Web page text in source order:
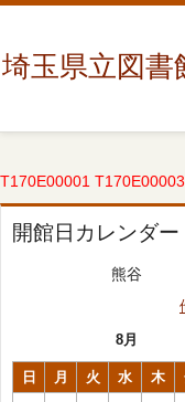
埼玉県立図書
T170E00001
開館日カレンダー
熊谷
8月
日 月 火 水 木